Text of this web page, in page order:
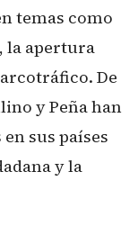
temas como
la apertura
De
y Peña han
sus países
y la